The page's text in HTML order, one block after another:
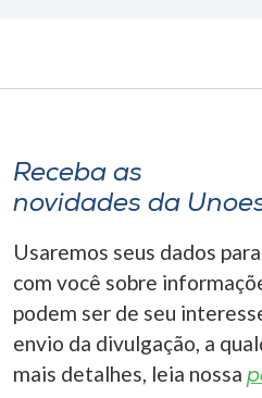
Receba as
novidades da
Usaremos seus dados
com você sobre
podem ser de seu
envio da divulgação, a
mais detalhes, leia nossa